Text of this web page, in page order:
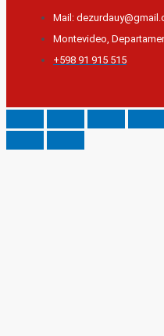
Mail:
Montevideo,
+598 91 915 515